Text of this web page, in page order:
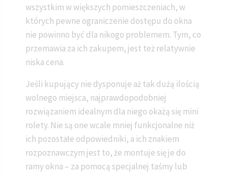
wszystkim w większych pomieszczeniach, w
których pewne ograniczenie dostępu do okna
nie powinno być dla nikogo problemem. Tym, co
przemawia za ich zakupem, jest też relatywnie
niska cena.
Jeśli kupujący nie dysponuje aż tak dużą ilością
wolnego miejsca, najprawdopodobniej
rozwiązaniem idealnym dla niego okażą się mini
rolety. Nie są one wcale mniej funkcjonalne niż
ich pozostałe odpowiedniki, a ich znakiem
rozpoznawczym jest to, że montuje się je do
ramy okna – za pomocą specjalnej taśmy lub